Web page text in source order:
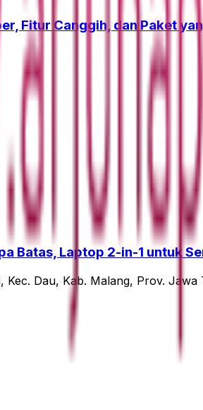
Fitur Canggih, dan Paket
Batas, Laptop 2-in-1 untuk
Kec. Dau, Kab. Malang, Prov. Jawa